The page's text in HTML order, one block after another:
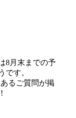
8月末までの予
です。
るご質問が掲